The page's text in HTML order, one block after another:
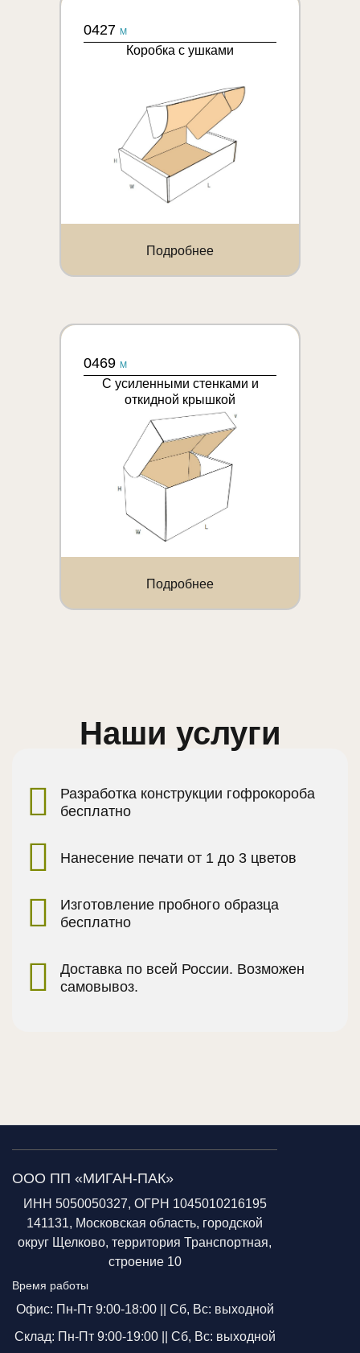
0427 M
Коробка с ушками
Подробнее
0469 M
С усиленными стенками и
откидной крышкой
Подробнее
Наши услуги
Разработка конструкции гофрокороба
бесплатно
Нанесение печати от 1 до 3 цветов
Изготовление пробного образца
бесплатно
Доставка по всей России. Возможен
самовывоз.
ООО ПП «МИГАН-ПАК»
ИНН 5050050327, ОГРН 1045010216195
141131, Московская область, городской
округ Щелково, территория Транспортная,
строение 10
Время работы
Офис: Пн-Пт 9:00-18:00 || Сб, Вс: выходной
Склад: Пн-Пт 9:00-19:00 || Сб, Вс: выходной